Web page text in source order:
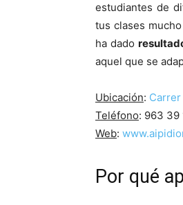
estudiantes de
tus clases
ha dado
aquel que se
Ubicación: Carrer
Teléfono: 963 39
Web:
Por qué